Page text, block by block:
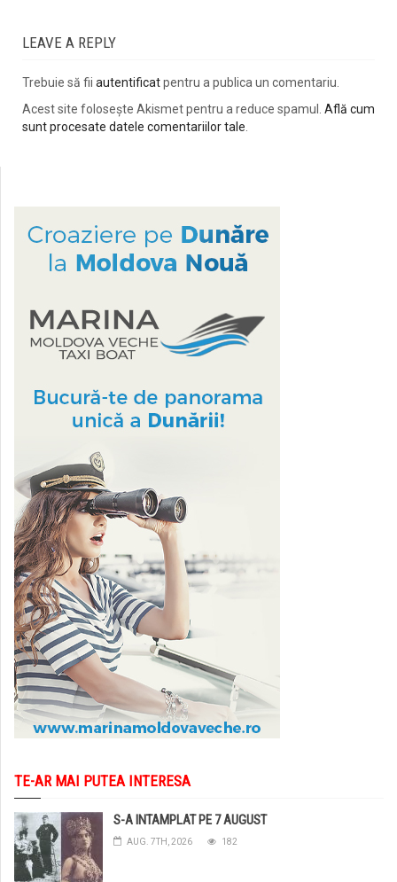
LEAVE A REPLY
Trebuie să fii autentificatpentru a publica un comentariu.
Acest site folosește Akismet pentru a reduce spamul. Află cum
sunt procesate datele comentariilor tale
TE-AR MAI PUTEA INTERESA
S-A INTAMPLAT PE 7 AUGUST
AUG. 7TH, 2026 182